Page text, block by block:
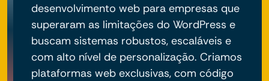
desenvolvimento web para empresas que
superaram as limitações do WordPress e
buscam sistemas robustos, escaláveis e
com alto nível de personalização. Criamos
plataformas web exclusivas, com código